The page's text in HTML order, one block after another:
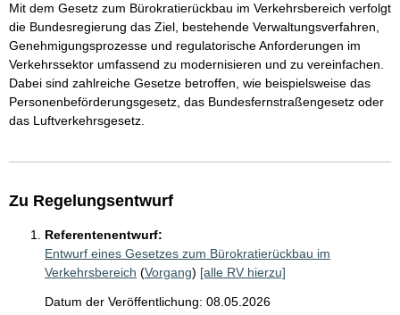
Mit dem Gesetz zum Bürokratierückbau im Verkehrsbereich verfolgt
die Bundesregierung das Ziel, bestehende Verwaltungsverfahren,
Genehmigungsprozesse und regulatorische Anforderungen im
Verkehrssektor umfassend zu modernisieren und zu vereinfachen.
Dabei sind zahlreiche Gesetze betroffen, wie beispielsweise das
Personenbeförderungsgesetz, das Bundesfernstraßengesetz oder
das Luftverkehrsgesetz.
Zu Regelungsentwurf
Referentenentwurf:
Entwurf eines Gesetzes zum Bürokratierückbau im
Verkehrsbereich (Vorgang) [alle RV hierzu]
Datum der Veröffentlichung: 08.05.2026